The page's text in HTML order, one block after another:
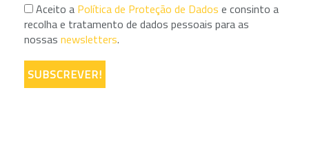
Aceito a Política de Proteção de Dados e consinto a
recolha e tratamento de dados pessoais para as
nossas newsletters.